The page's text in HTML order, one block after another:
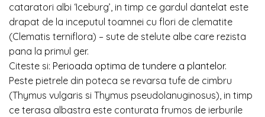
cataratori albi ‘Iceburg’, in timp ce gardul dantelat este
drapat de la inceputul toamnei cu flori de clematite
(Clematis terniflora) – sute de stelute albe care rezista
pana la primul ger.
Citeste si: Perioada optima de tundere a plantelor.
Peste pietrele din poteca se revarsa tufe de cimbru
(Thymus vulgaris si Thymus pseudolanuginosus), in timp
ce terasa albastra este conturata frumos de ierburile